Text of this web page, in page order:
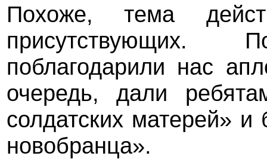
Похоже, тема
поблагодарили нас
очередь, дали
солдатских матерей» и
новобранца».